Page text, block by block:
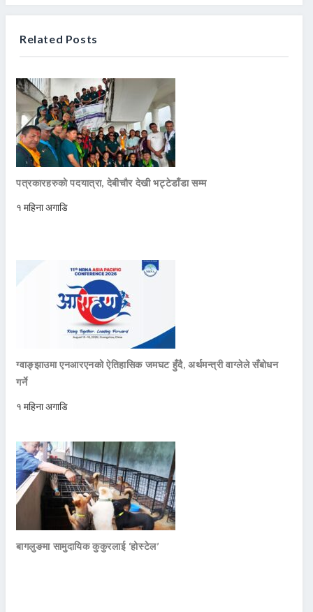
Related Posts
पत्रकारहरुको पदयात्रा, देबीचौर देखी भट्टेडाँडा सम्म
१ महिना अगाडि
ग्वाङ्झाउमा एनआरएनको ऐतिहासिक जमघट हुँदै, अर्थमन्त्री वाग्लेले सँबोधन
गर्ने
१ महिना अगाडि
बागलुङमा सामुदायिक कुकुरलाई ‘होस्टेल’